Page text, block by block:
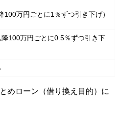
100万円ごとに1％ずつ引き下げ）
100万円ごとに0.5％ずつ引き下
めローン（借り換え目的）に